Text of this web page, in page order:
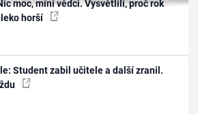
moc, míní vědci. Vysvětlili, proč rok
horší
Student zabil učitele a další zranil.